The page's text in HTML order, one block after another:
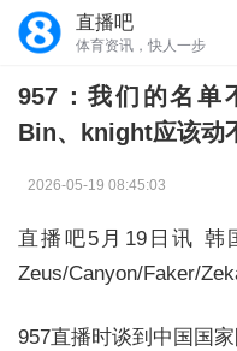
直播吧
体育资讯，快人一步
957：我们的名单
Bin、knight应该动
2026-05-19 08:45:03
直播吧5月19日讯 韩
Zeus/Canyon/Faker/
957直播时谈到中国国